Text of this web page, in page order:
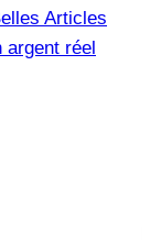
Articles
réel